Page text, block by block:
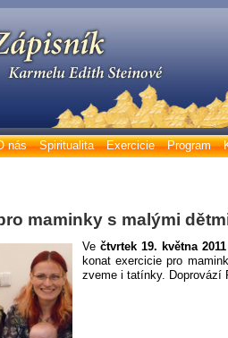
nás Spiritualita Exercicie Program
maminky s malými
Ve čtvrtek 19. května 2011
konat exercicie pro
zveme i tatínky. Doprovází